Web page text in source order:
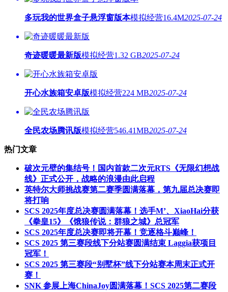
多玩我的世界盒子悬浮窗版本模拟经营16.4M2025-07-24
奇迹暖暖最新版模拟经营1.32 GB2025-07-24
开心水族箱安卓版模拟经营224 MB2025-07-24
全民农场腾讯版模拟经营546.41MB2025-07-24
热门文章
破次元壁的集结号！国内首款二次元RTS《无限幻想战
线》正式公开，战略的浪漫由此启程
英特尔大师挑战赛第二赛季圆满落幕，第九届总决赛即
将打响
SCS 2025年度总决赛圆满落幕！选手M’、XiaoHai分获
《拳皇15》《饿狼传说：群狼之城》总冠军
SCS 2025年度总决赛即将开幕！竞逐格斗巅峰！
SCS 2025 第三赛段线下分站赛圆满结束 Laggia获项目
冠军！
SCS 2025 第三赛段“别墅杯”线下分站赛本周末正式开
赛！
SNK 参展上海ChinaJoy圆满落幕！SCS 2025第二赛段